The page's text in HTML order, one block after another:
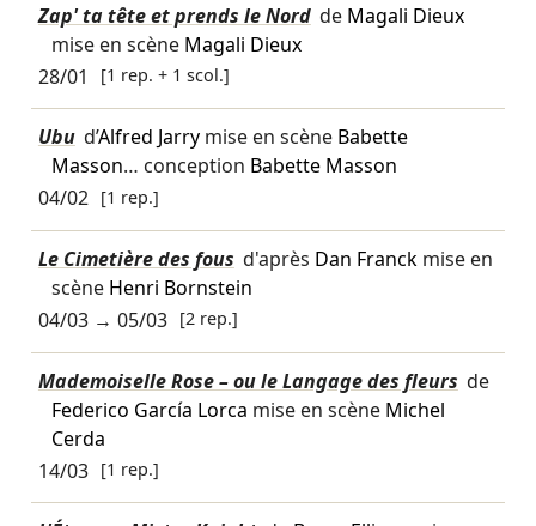
Zap' ta tête et prends le Nord de Magali Dieux
mise en scène Magali Dieux
28/01
[1 rep. + 1 scol.]
Ubu d’Alfred Jarrymise en scène Babette
Masson… conception Babette Masson
04/02 [1 rep.]
Le Cimetière des fous d'après Dan Franckmise en
scène Henri Bornstein
04/03→ 05/03 [2 rep.]
Mademoiselle Rose – ou le Langage des fleurs de
Federico García Lorca mise en scène Michel
Cerda
14/03 [1 rep.]